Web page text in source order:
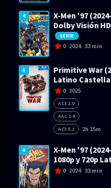
4
X-Men '97
Dolby Visión
SERIE
0 2024 33 min
5
Primitive War
Latino
0 2025
AC3 2.0
AAC 2.0
AC3 5.1
2h 15m
6
X-Men '97
1080p y 720p
0 2024 33 min